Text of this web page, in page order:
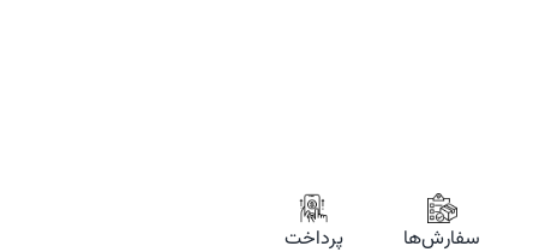
سفارش‌ها پرداخت